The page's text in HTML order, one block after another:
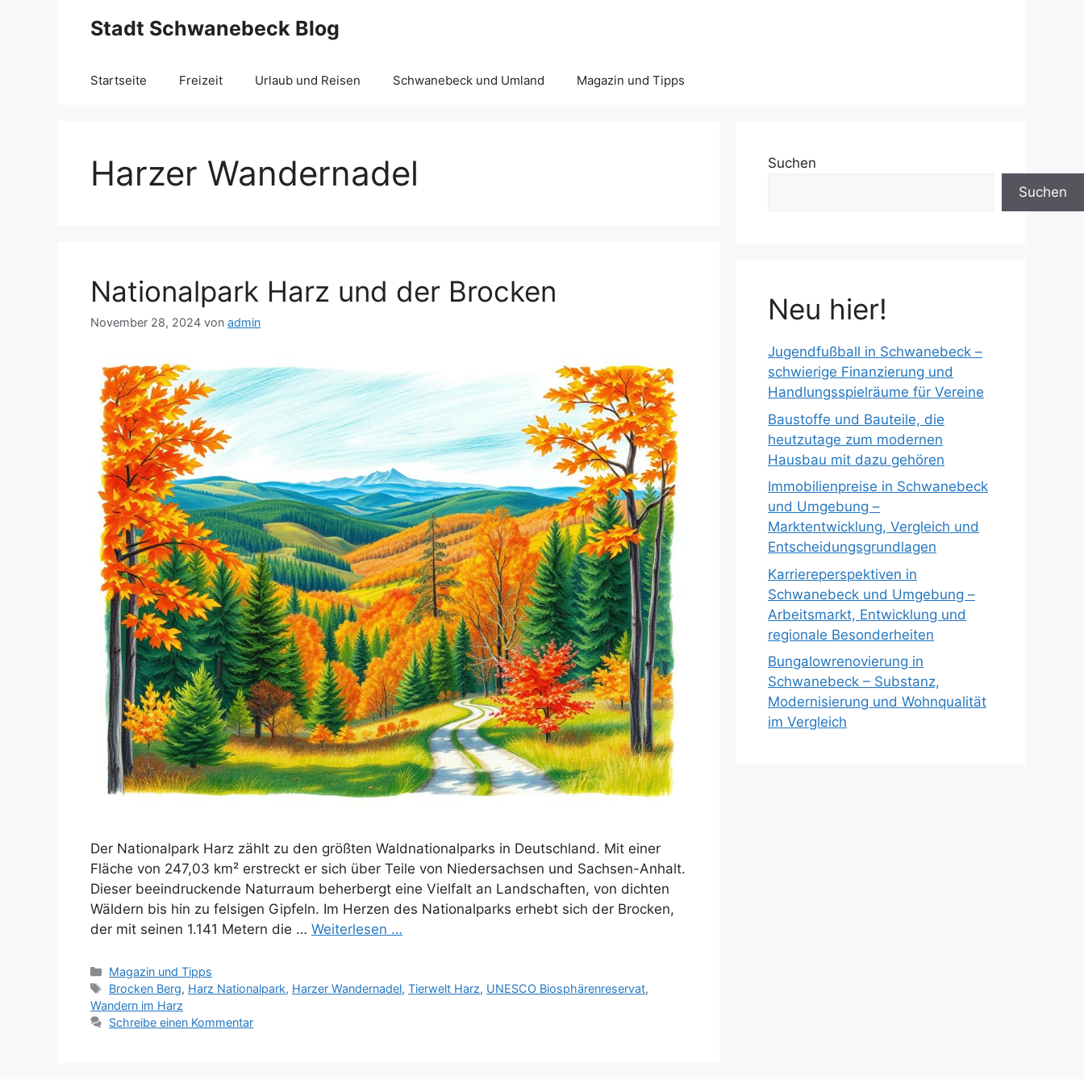
Stadt Schwanebeck Blog
Startseite Freizeit Urlaub und Reisen Schwanebeck und Umland Magazin und Tipps
Harzer Wandernadel
Nationalpark Harz und der Brocken
November 28, 2024 von admin
Der Nationalpark Harz zählt zu den größten Waldnationalparks in Deutschland. Mit einer
Fläche von 247,03 km² erstreckt er sich über Teile von Niedersachsen und Sachsen-Anhalt.
Dieser beeindruckende Naturraum beherbergt eine Vielfalt an Landschaften, von dichten
Wäldern bis hin zu felsigen Gipfeln. Im Herzen des Nationalparks erhebt sich der Brocken,
der mit seinen 1.141 Metern die … Weiterlesen …
Kategorien
Magazin und Tipps
Schlagwörter
Brocken Berg, Harz Nationalpark, Harzer Wandernadel,Tierwelt Harz, UNESCO Biosphärenreservat,
Wandern im Harz
Schreibe einen Kommentar
Suchen
Suchen
Neu hier!
Jugendfußball in Schwanebeck –
schwierige Finanzierung und
Handlungsspielräume für Vereine
Baustoffe und Bauteile, die
heutzutage zum modernen
Hausbau mit dazu gehören
Immobilienpreise in Schwanebeck
und Umgebung –
Marktentwicklung, Vergleich und
Entscheidungsgrundlagen
Karriereperspektiven in
Schwanebeck und Umgebung –
Arbeitsmarkt, Entwicklung und
regionale Besonderheiten
Bungalowrenovierung in
Schwanebeck – Substanz,
Modernisierung und Wohnqualität
im Vergleich